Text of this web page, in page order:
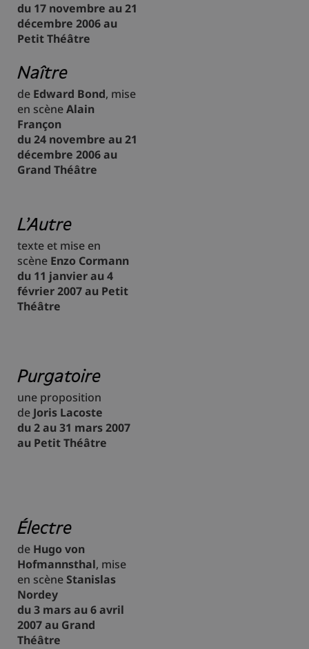
du 17 novembre au 21
décembre 2006 au
Petit Théâtre
Naître
de Edward Bond, mise
en scèneAlain
Françon
du 24 novembre au 21
décembre 2006 au
Grand Théâtre
L'Autre
texte et mise en
scène Enzo Cormann
du 11 janvier au 4
février 2007 au Petit
Théâtre
Purgatoire
une proposition
de Joris Lacoste
du 2 au 31 mars 2007
au Petit Théâtre
Électre
de Hugo von
Hofmannsthal, mise
en scèneStanislas
Nordey
du 3 mars au 6 avril
2007 au Grand
Théâtre